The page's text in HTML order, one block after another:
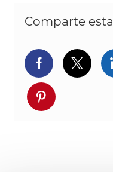
Comparte
Compartir
Compartir